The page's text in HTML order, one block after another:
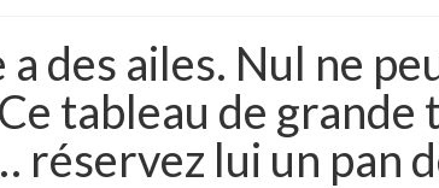
a des ailes. Nul ne
tableau de grande
réservez lui un pan